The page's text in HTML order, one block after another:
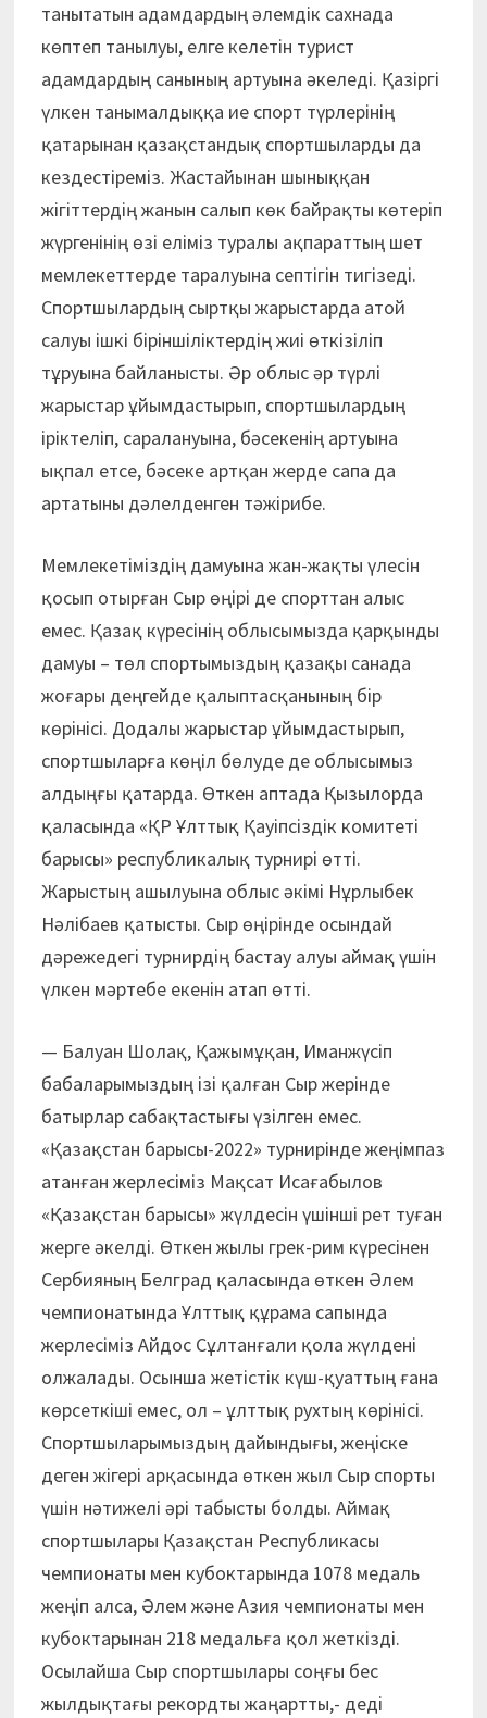
танытатын адамдардың әлемдік сахнада
көптеп танылуы, елге келетін турист
адамдардың санының артуына әкеледі. Қазіргі
үлкен танымалдыққа ие спорт түрлерінің
қатарынан қазақстандық спортшыларды да
кездестіреміз. Жастайынан шыныққан
жігіттердің жанын салып көк байрақты көтеріп
жүргенінің өзі еліміз туралы ақпараттың шет
мемлекеттерде таралуына септігін тигізеді.
Спортшылардың сыртқы жарыстарда атой
салуы ішкі біріншіліктердің жиі өткізіліп
тұруына байланысты. Әр облыс әр түрлі
жарыстар ұйымдастырып, спортшылардың
іріктеліп, саралануына, бәсекенің артуына
ықпал етсе, бәсеке артқан жерде сапа да
артатыны дәлелденген тәжірибе.
Мемлекетіміздің дамуына жан-жақты үлесін
қосып отырған Сыр өңірі де спорттан алыс
емес. Қазақ күресінің облысымызда қарқынды
дамуы – төл спортымыздың қазақы санада
жоғары деңгейде қалыптасқанының бір
көрінісі. Додалы жарыстар ұйымдастырып,
спортшыларға көңіл бөлуде де облысымыз
алдыңғы қатарда. Өткен аптада Қызылорда
қаласында «ҚР Ұлттық Қауіпсіздік комитеті
барысы» республикалық турнирі өтті.
Жарыстың ашылуына облыс әкімі Нұрлыбек
Нәлібаев қатысты. Сыр өңірінде осындай
дәрежедегі турнирдің бастау алуы аймақ үшін
үлкен мәртебе екенін атап өтті.
— Балуан Шолақ, Қажымұқан, Иманжүсіп
бабаларымыздың ізі қалған Сыр жерінде
батырлар сабақтастығы үзілген емес.
«Қазақстан барысы-2022» турнирінде жеңімпаз
атанған жерлесіміз Мақсат Исағабылов
«Қазақстан барысы» жүлдесін үшінші рет туған
жерге әкелді. Өткен жылы грек-рим күресінен
Сербияның Белград қаласында өткен Әлем
чемпионатында Ұлттық құрама сапында
жерлесіміз Айдос Сұлтанғали қола жүлдені
олжалады. Осынша жетістік күш-қуаттың ғана
көрсеткіші емес, ол – ұлттық рухтың көрінісі.
Спортшыларымыздың дайындығы, жеңіске
деген жігері арқасында өткен жыл Сыр спорты
үшін нәтижелі әрі табысты болды. Аймақ
спортшылары Қазақстан Республикасы
чемпионаты мен кубоктарында 1078 медаль
жеңіп алса, Әлем және Азия чемпионаты мен
кубоктарынан 218 медальға қол жеткізді.
Осылайша Сыр спортшылары соңғы бес
жылдықтағы рекордты жаңартты,- деді